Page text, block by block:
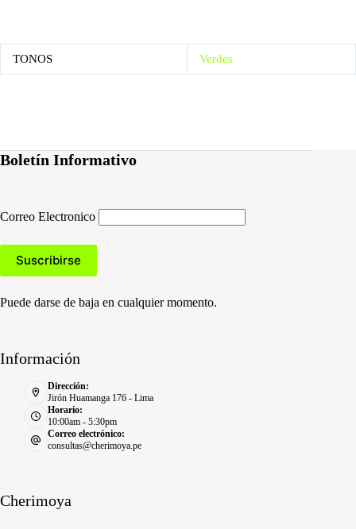
TONOS Verdes
Boletín Informativo
Correo Electronico
Puede darse de baja en cualquier momento.
Información
Dirección:
Jirón Huamanga 176 - Lima
Horario:
10:00am - 5:30pm
Correo electrónico:
consultas@cherimoya.pe
Cherimoya